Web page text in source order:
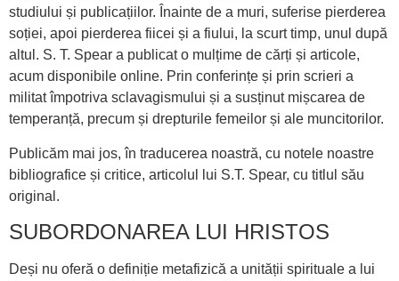
studiului și publicațiilor. Înainte de a muri, suferise pierderea
soției, apoi pierderea fiicei și a fiului, la scurt timp, unul după
altul. S. T. Spear a publicat o mulțime de cărți și articole,
acum disponibile online. Prin conferințe și prin scrieri a
militat împotriva sclavagismului și a susținut mișcarea de
temperanță, precum și drepturile femeilor și ale muncitorilor.
Publicăm mai jos, în traducerea noastră, cu notele noastre
bibliografice și critice, articolul lui S.T. Spear, cu titlul său
original.
SUBORDONAREA LUI HRISTOS
Deși nu oferă o definiție metafizică a unității spi­rituale a lui